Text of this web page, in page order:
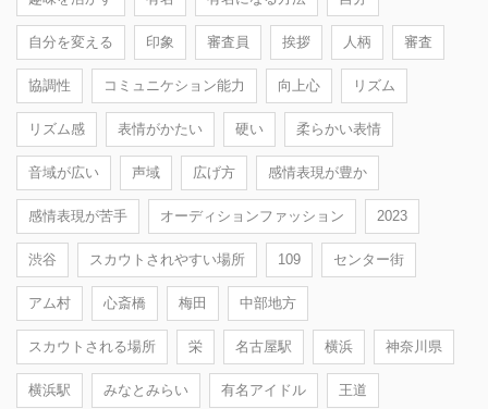
自分を変える 印象 審査員 挨拶 人柄 審査
協調性 コミュニケション能力 向上心 リズム
リズム感 表情がかたい 硬い 柔らかい表情
音域が広い 声域 広げ方 感情表現が豊か
感情表現が苦手 オーディションファッション 2023
渋谷 スカウトされやすい場所 109 センター街
アム村 心斎橋 梅田 中部地方
スカウトされる場所 栄 名古屋駅 横浜 神奈川県
横浜駅 みなとみらい 有名アイドル 王道